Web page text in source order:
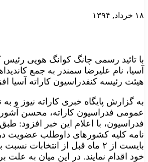
۱۸ خرداد, ۱۳۹۴
با تائید رسمی چانگ کوانگ هویی رئیس
آسیا، نام علیرضا سمندر به جمع
هیئت رئیسه کنفدراسیون کاراته آسیا
به گزارش پایگاه خبری کاراته نیوز و
عمومی فدراسیون کاراته، محسن
نامه کلیه کشورهای داوطلب عضویت
بایست از ۲ ماه قبل از
خود اقدام نمایند. در این میان به